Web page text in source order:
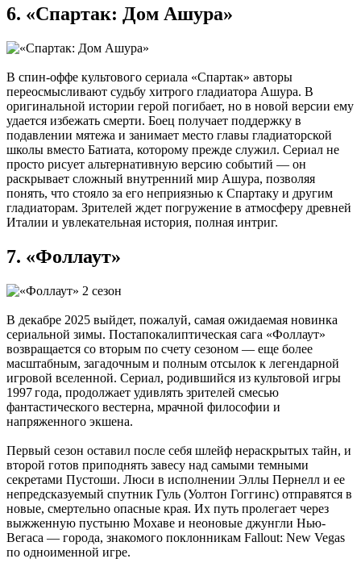
6. «Спартак: Дом Ашура»
В спин-оффе культового сериала «Спартак» авторы
переосмысливают судьбу хитрого гладиатора Ашура. В
оригинальной истории герой погибает, но в новой версии ему
удается избежать смерти. Боец получает поддержку в
подавлении мятежа и занимает место главы гладиаторской
школы вместо Батиата, которому прежде служил. Сериал не
просто рисует альтернативную версию событий — он
раскрывает сложный внутренний мир Ашура, позволяя
понять, что стояло за его неприязнью к Спартаку и другим
гладиаторам. Зрителей ждет погружение в атмосферу древней
Италии и увлекательная история, полная интриг.
7. «Фоллаут»
В декабре 2025 выйдет, пожалуй, самая ожидаемая новинка
сериальной зимы. Постапокалиптическая сага «Фоллаут»
возвращается со вторым по счету сезоном — еще более
масштабным, загадочным и полным отсылок к легендарной
игровой вселенной. Сериал, родившийся из культовой игры
1997 года, продолжает удивлять зрителей смесью
фантастического вестерна, мрачной философии и
напряженного экшена.
Первый сезон оставил после себя шлейф нераскрытых тайн, и
второй готов приподнять завесу над самыми темными
секретами Пустоши. Люси в исполнении Эллы Пернелл и ее
непредсказуемый спутник Гуль (Уолтон Гоггинс) отправятся в
новые, смертельно опасные края. Их путь пролегает через
выжженную пустыню Мохаве и неоновые джунгли Нью-
Вегаса — города, знакомого поклонникам Fallout: New Vegas
по одноименной игре.